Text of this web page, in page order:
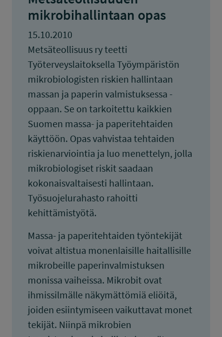
mikrobihallintaan opas
15.10.2010
Metsäteollisuus ry teetti
Työterveyslaitoksella Työympäristön
mikrobiologisten riskien hallintaan
massan ja paperin valmistuksessa -
oppaan. Se on tarkoitettu kaikkien
Suomen massa- ja paperitehtaiden
käyttöön. Opas vahvistaa tehtaiden
riskienarviointia ja luo menettelyn, jolla
mikrobiologiset riskit saadaan
kokonaisvaltaisesti hallintaan.
Työsuojelurahasto rahoitti
kehittämistyötä.
Massa- ja paperitehtaiden työntekijät
voivat altistua monenlaisille haitallisille
mikrobeille paperinvalmistuksen
monissa vaiheissa. Mikrobit ovat
ihmissilmälle näkymättömiä eliöitä,
joiden esiintymiseen vaikuttavat monet
tekijät. Niinpä mikrobien